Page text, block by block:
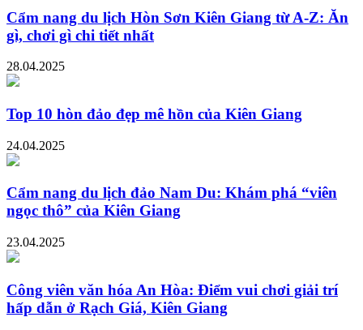
Cẩm nang du lịch Hòn Sơn Kiên Giang từ A-Z: Ăn
gì, chơi gì chi tiết nhất
28.04.2025
Top 10 hòn đảo đẹp mê hồn của Kiên Giang
24.04.2025
Cẩm nang du lịch đảo Nam Du: Khám phá “viên
ngọc thô” của Kiên Giang
23.04.2025
Công viên văn hóa An Hòa: Điểm vui chơi giải trí
hấp dẫn ở Rạch Giá, Kiên Giang